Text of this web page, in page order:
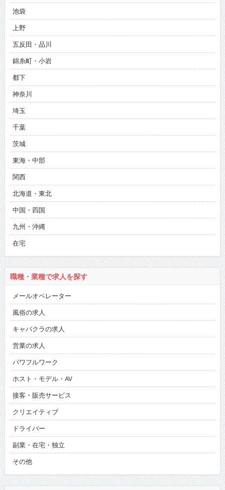
池袋
上野
五反田・品川
錦糸町・小岩
都下
神奈川
埼玉
千葉
茨城
東海・中部
関西
北海道・東北
中国・四国
九州・沖縄
在宅
職種・業種で求人を探す
メールオペレーター
風俗の求人
キャバクラの求人
営業の求人
パワフルワーク
ホスト・モデル・AV
接客・販売サービス
クリエイティブ
ドライバー
副業・在宅・独立
その他